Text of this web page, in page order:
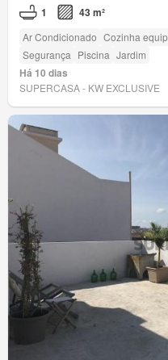
1 43 m²
Ar Condicionado Cozinha
Segurança Piscina Jardim
Há 10 dias
SUPERCASA - KW EXCLUSIVE